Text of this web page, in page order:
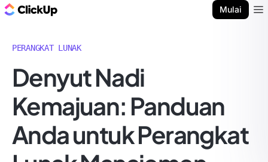
Mulai
PERANGKAT LUNAK
Denyut Nadi
Kemajuan: Panduan
Anda untuk Perangkat